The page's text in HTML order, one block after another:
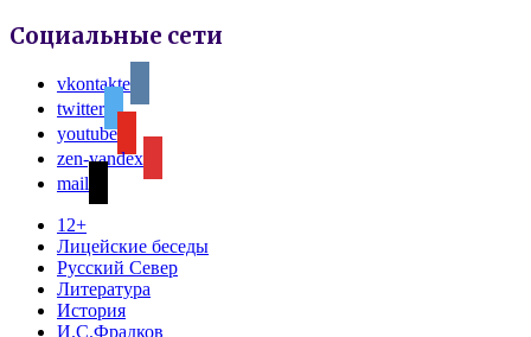
Социальные сети
vkontakte
twitter
youtube
zen-yandex
mail
12+
Лицейские беседы
Русский Север
Литература
История
И.С.Фрадков